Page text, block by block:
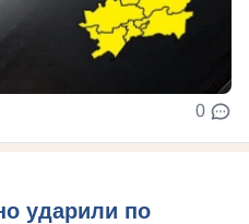
0
ударили по